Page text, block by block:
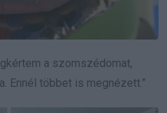
a szomszédomat,
Ennél többet is megnézett.”